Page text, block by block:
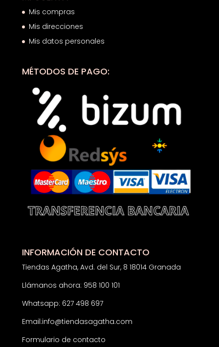
Mis compras
Mis direcciones
Mis datos personales
MÉTODOS DE PAGO:
INFORMACIÓN DE CONTACTO
Tiendas Agatha, Avd. del Sur, 8 18014 Granada
Llámanos ahora: 958 100 101
Whatsapp: 627 498 697
Email:info@tiendasagatha.com
Formulario de contacto